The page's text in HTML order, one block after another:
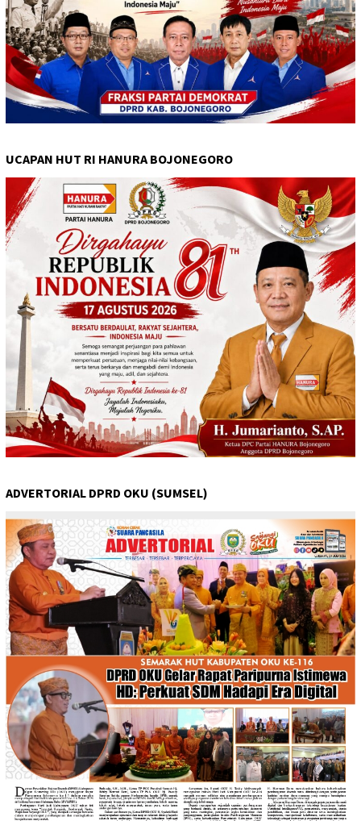
UCAPAN HUT RI HANURA BOJONEGORO
ADVERTORIAL DPRD OKU (SUMSEL)